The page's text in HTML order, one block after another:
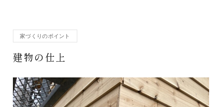
家づくりのポイント
建物の仕上